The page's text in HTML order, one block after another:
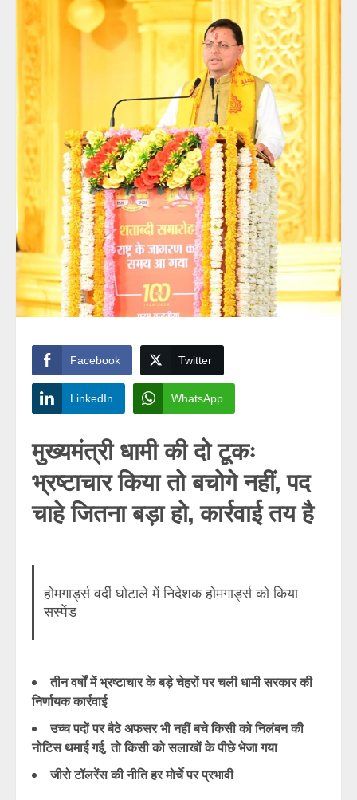
Facebook Twitter
LinkedIn WhatsApp
मुख्यमंत्री धामी की दो टूकः
भ्रष्टाचार किया तो बचोगे नहीं, पद
चाहे जितना बड़ा हो, कार्रवाई तय है
होमगार्ड्स वर्दी घोटाले में निदेशक होमगार्ड्स को किया
सस्पेंड
तीन वर्षों में भ्रष्टाचार के बड़े चेहरों पर चली धामी सरकार की
निर्णायक कार्रवाई
उच्च पदों पर बैठे अफसर भी नहीं बचे किसी को निलंबन की
नोटिस थमाई गई, तो किसी को सलाखों के पीछे भेजा गया
जीरो टॉलरेंस की नीति हर मोर्चे पर प्रभावी